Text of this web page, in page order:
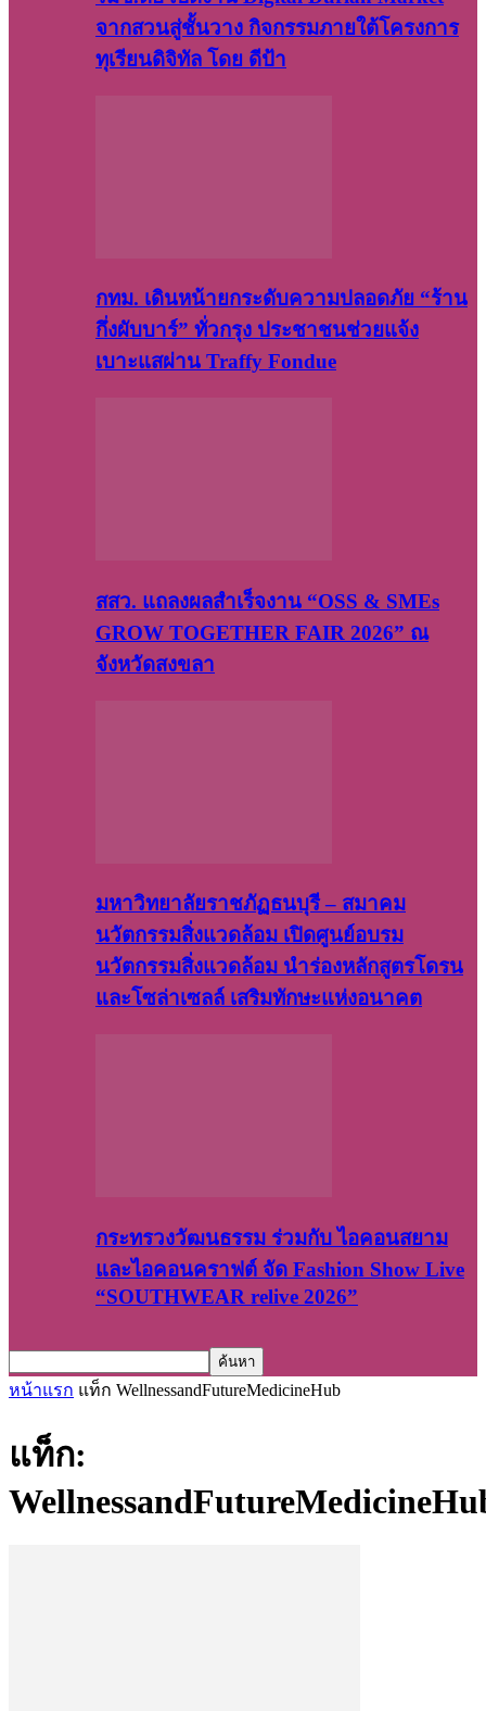
จากสวนสู่ชั้นวาง กิจกรรมภายใต้โครงการ
ทุเรียนดิจิทัล โดย ดีป้า
กทม. เดินหน้ายกระดับความปลอดภัย “ร้าน
กึ่งผับบาร์” ทั่วกรุง ประชาชนช่วยแจ้ง
เบาะแสผ่าน Traffy Fondue
สสว. แถลงผลสำเร็จงาน “OSS & SMEs
GROW TOGETHER FAIR 2026” ณ
จังหวัดสงขลา
มหาวิทยาลัยราชภัฏธนบุรี – สมาคม
นวัตกรรมสิ่งแวดล้อม เปิดศูนย์อบรม
นวัตกรรมสิ่งแวดล้อม นำร่องหลักสูตรโดรน
และโซล่าเซลล์ เสริมทักษะแห่งอนาคต
กระทรวงวัฒนธรรม ร่วมกับ ไอคอนสยาม
และไอคอนคราฟต์ จัด Fashion Show Live
“SOUTHWEAR relive 2026”
หน้าแรก แท็ก WellnessandFutureMedicineHub
แท็ก: